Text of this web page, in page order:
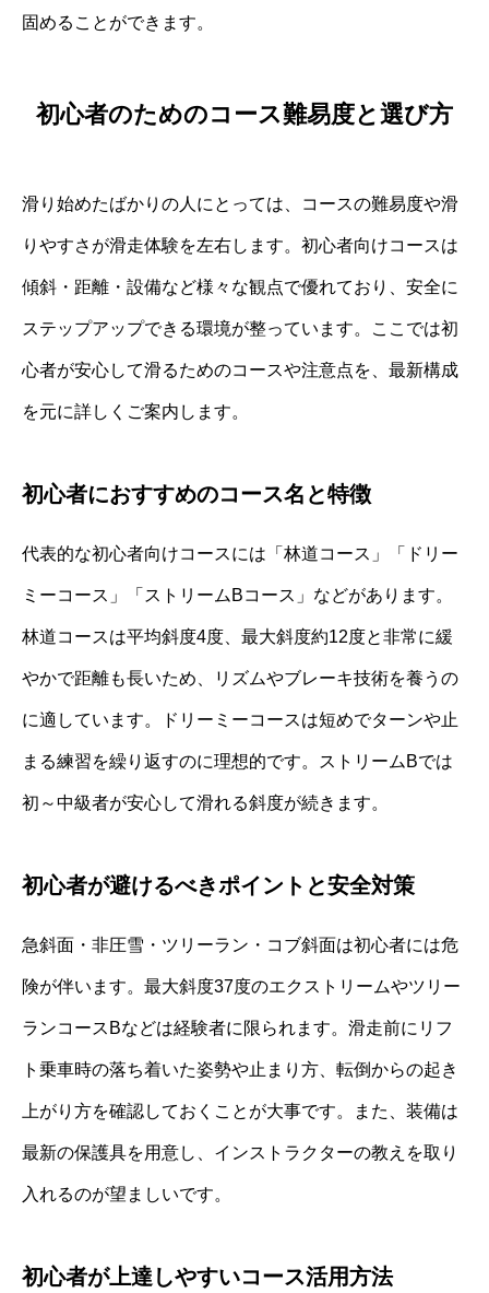
固めることができます。
初心者のためのコース難易度と選び方
滑り始めたばかりの人にとっては、コースの難易度や滑
りやすさが滑走体験を左右します。初心者向けコースは
傾斜・距離・設備など様々な観点で優れており、安全に
ステップアップできる環境が整っています。ここでは初
心者が安心して滑るためのコースや注意点を、最新構成
を元に詳しくご案内します。
初心者におすすめのコース名と特徴
代表的な初心者向けコースには「林道コース」「ドリー
ミーコース」「ストリームBコース」などがあります。
林道コースは平均斜度4度、最大斜度約12度と非常に緩
やかで距離も長いため、リズムやブレーキ技術を養うの
に適しています。ドリーミーコースは短めでターンや止
まる練習を繰り返すのに理想的です。ストリームBでは
初～中級者が安心して滑れる斜度が続きます。
初心者が避けるべきポイントと安全対策
急斜面・非圧雪・ツリーラン・コブ斜面は初心者には危
険が伴います。最大斜度37度のエクストリームやツリー
ランコースBなどは経験者に限られます。滑走前にリフ
ト乗車時の落ち着いた姿勢や止まり方、転倒からの起き
上がり方を確認しておくことが大事です。また、装備は
最新の保護具を用意し、インストラクターの教えを取り
入れるのが望ましいです。
初心者が上達しやすいコース活用方法